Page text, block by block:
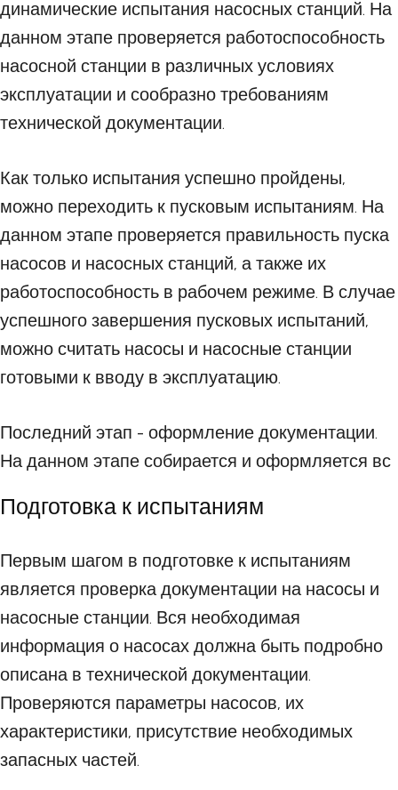
динамические испытания насосных станций. На
данном этапе проверяется работоспособность
насосной станции в различных условиях
эксплуатации и сообразно требованиям
технической документации.
Как только испытания успешно пройдены,
можно переходить к пусковым испытаниям. На
данном этапе проверяется правильность пуска
насосов и насосных станций, а также их
работоспособность в рабочем режиме. В случае
успешного завершения пусковых испытаний,
можно считать насосы и насосные станции
готовыми к вводу в эксплуатацию.
Последний этап - оформление документации.
На данном этапе собирается и оформляется вс
Подготовка к испытаниям
Первым шагом в подготовке к испытаниям
является проверка документации на насосы и
насосные станции. Вся необходимая
информация о насосах должна быть подробно
описана в технической документации.
Проверяются параметры насосов, их
характеристики, присутствие необходимых
запасных частей.